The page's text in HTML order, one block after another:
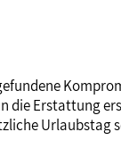
die Erstattung
Urlaubstag